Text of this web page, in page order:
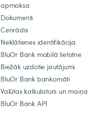
apmaksa
Dokumenti
Cenrādis
Neklātienes identifikācija
BluOr Bank mobilā lietotne
Biežāk uzdotie jautājumi
BluOr Bank bankomāti
Valūtas kalkulators un maiņa
BluOr Bank API